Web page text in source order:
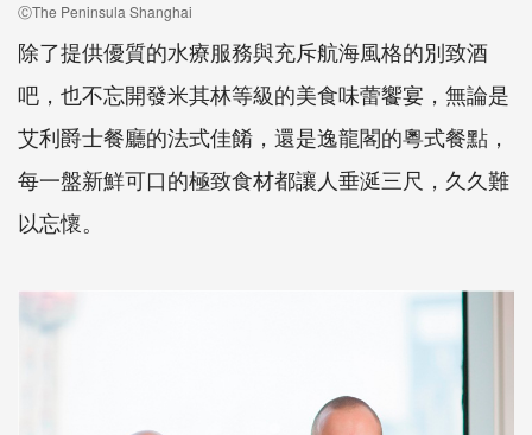
ⒸThe Peninsula Shanghai
除了提供優質的水療服務與充斥航海風格的別致酒
吧，也不忘開發米其林等級的美食味蕾饗宴，無論是
艾利爵士餐廳的法式佳餚，還是逸龍閣的粵式餐點，
每一盤新鮮可口的極致食材都讓人垂涎三尺，久久難
以忘懷。